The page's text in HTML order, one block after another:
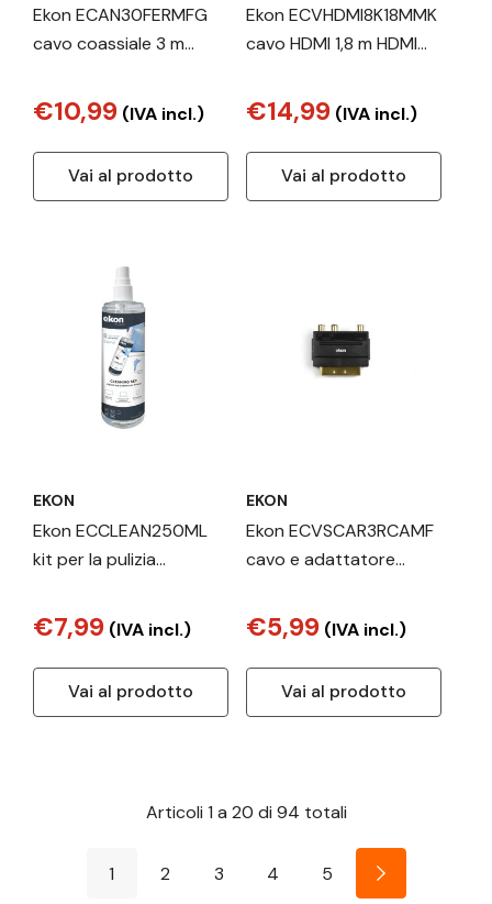
Ekon ECAN30FERMFG
cavo coassiale 3 m
€10,99 (IVA incl.)
Vai al prodotto
Ekon ECVHDMI8K18MMK
cavo HDMI 1,8 m HDMI
€14,99 (IVA incl.)
Vai al prodotto
EKON
Ekon ECCLEAN250ML
kit per la pulizia
Telefono
cellulare/smartphone
Spruzzo e panno
asciutto per la pulizia
€7,99 (IVA incl.)
Vai al prodotto
EKON
Ekon ECVSCAR3RCAMF
cavo e adattatore
x RCA Nero
€5,99 (IVA incl.)
Vai al prodotto
Articoli 1 a 20 di 94 totali
1 2 3 4 5